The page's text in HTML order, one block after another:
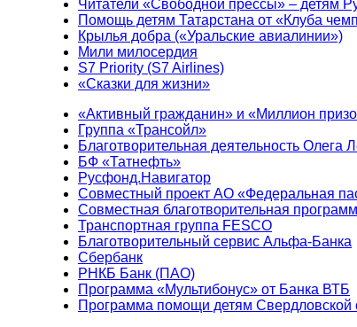
Читатели «Свободной прессы» – детям
Помощь детям Татарстана от «Клуба
Крылья добра («Уральские авиалинии»)
Мили милосердия
S7 Priority (S7 Airlines)
«Сказки для жизни»
«Активный гражданин» и «Миллион
Группа «Трансойл»
Благотворительная деятельность Олега
БФ «Татнефть»
Русфонд.Навигатор
Совместный проект АО «Федеральная
Совместная благотворительная
Транспортная группа FESCO
Благотворительный сервис Альфа-Банка
Сбербанк
РНКБ Банк (ПАО)
Программа «Мультибонус» от Банка ВТБ
Программа помощи детям Свердловской